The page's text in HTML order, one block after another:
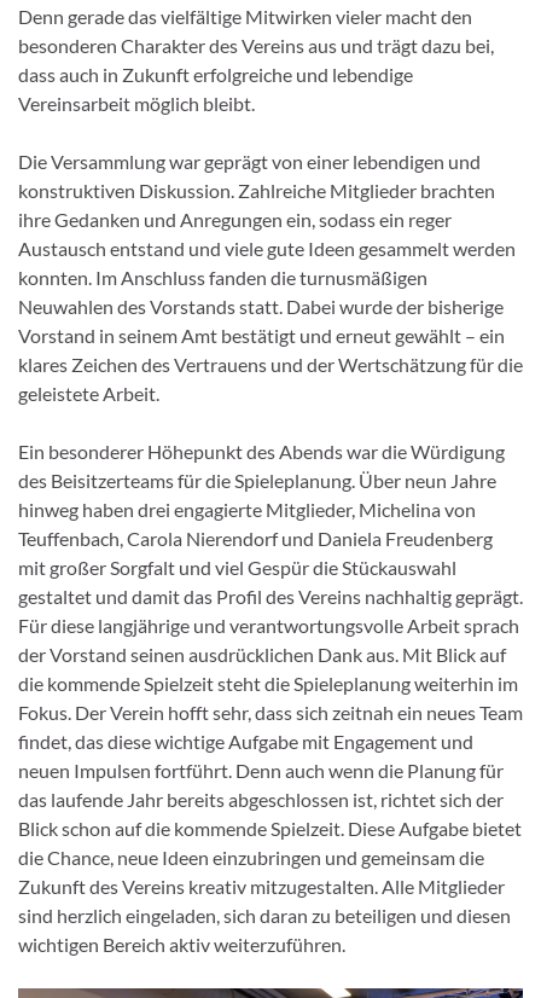
Denn gerade das vielfältige Mitwirken vieler macht den
besonderen Charakter des Vereins aus und trägt dazu bei,
dass auch in Zukunft erfolgreiche und lebendige
Vereinsarbeit möglich bleibt.
Die Versammlung war geprägt von einer lebendigen und
konstruktiven Diskussion. Zahlreiche Mitglieder brachten
ihre Gedanken und Anregungen ein, sodass ein reger
Austausch entstand und viele gute Ideen gesammelt werden
konnten. Im Anschluss fanden die turnusmäßigen
Neuwahlen des Vorstands statt. Dabei wurde der bisherige
Vorstand in seinem Amt bestätigt und erneut gewählt – ein
klares Zeichen des Vertrauens und der Wertschätzung für die
geleistete Arbeit.
Ein besonderer Höhepunkt des Abends war die Würdigung
des Beisitzerteams für die Spieleplanung. Über neun Jahre
hinweg haben drei engagierte Mitglieder, Michelina von
Teuffenbach, Carola Nierendorf und Daniela Freudenberg
mit großer Sorgfalt und viel Gespür die Stückauswahl
gestaltet und damit das Profil des Vereins nachhaltig geprägt.
Für diese langjährige und verantwortungsvolle Arbeit sprach
der Vorstand seinen ausdrücklichen Dank aus. Mit Blick auf
die kommende Spielzeit steht die Spieleplanung weiterhin im
Fokus. Der Verein hofft sehr, dass sich zeitnah ein neues Team
findet, das diese wichtige Aufgabe mit Engagement und
neuen Impulsen fortführt. Denn auch wenn die Planung für
das laufende Jahr bereits abgeschlossen ist, richtet sich der
Blick schon auf die kommende Spielzeit. Diese Aufgabe bietet
die Chance, neue Ideen einzubringen und gemeinsam die
Zukunft des Vereins kreativ mitzugestalten. Alle Mitglieder
sind herzlich eingeladen, sich daran zu beteiligen und diesen
wichtigen Bereich aktiv weiterzuführen.